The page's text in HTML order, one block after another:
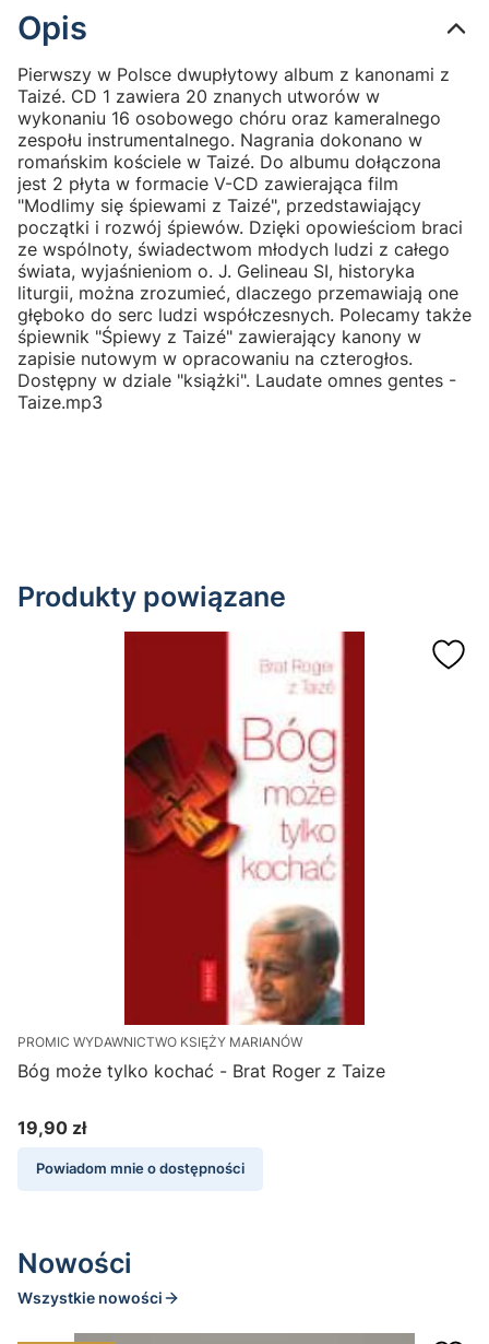
Opis
Pierwszy w Polsce dwupłytowy album z kanonami z
Taizé. CD 1 zawiera 20 znanych utworów w
wykonaniu 16 osobowego chóru oraz kameralnego
zespołu instrumentalnego. Nagrania dokonano w
romańskim kościele w Taizé. Do albumu dołączona
jest 2 płyta w formacie V-CD zawierająca film
"Modlimy się śpiewami z Taizé", przedstawiający
początki i rozwój śpiewów. Dzięki opowieściom braci
ze wspólnoty, świadectwom młodych ludzi z całego
świata, wyjaśnieniom o. J. Gelineau SI, historyka
liturgii, można zrozumieć, dlaczego przemawiają one
głęboko do serc ludzi współczesnych. Polecamy także
śpiewnik "Śpiewy z Taizé" zawierający kanony w
zapisie nutowym w opracowaniu na czterogłos.
Dostępny w dziale "książki". Laudate omnes gentes -
Taize.mp3
Produkty powiązane
PROMIC WYDAWNICTWO KSIĘŻY MARIANÓW
Bóg może tylko kochać - Brat Roger z Taize
Cena
19,90 zł
Powiadom mnie o dostępności
Nowości
Wszystkie nowości